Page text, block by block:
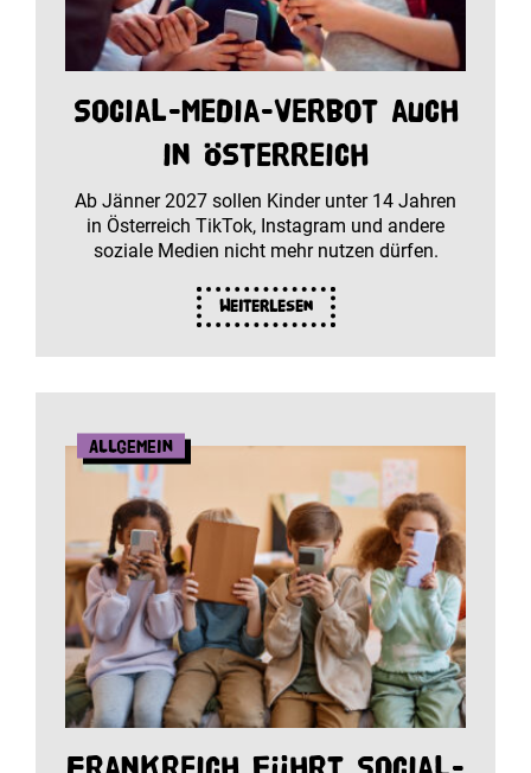
Social-Media-Verbot auch
in Österreich
Ab Jänner 2027 sollen Kinder unter 14 Jahren
in Österreich TikTok, Instagram und andere
soziale Medien nicht mehr nutzen dürfen.
Weiterlesen
Allgemein